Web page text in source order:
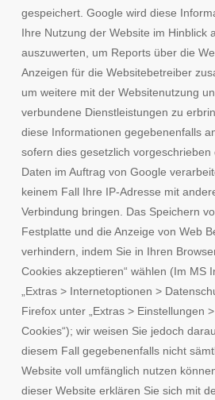
gespeichert. Google wird diese
Ihre Nutzung der Website im Hinblick
auszuwerten, um Reports über die
Anzeigen für die Websitebetreiber
um weitere mit der Websitenutzung
verbundene Dienstleistungen zu
diese Informationen gegebenenfalls
sofern dies gesetzlich
Daten im Auftrag von Google
keinem Fall Ihre IP-Adresse mit
Verbindung bringen. Das Speichern
Festplatte und die Anzeige von Web
verhindern, indem Sie in Ihren
Cookies akzeptieren“ wählen (Im MS
„Extras > Internetoptionen >
Firefox unter „Extras > Einstellungen
Cookies“); wir weisen Sie jedoch
diesem Fall gegebenenfalls nicht
Website voll umfänglich nutzen
dieser Website erklären Sie sich mit